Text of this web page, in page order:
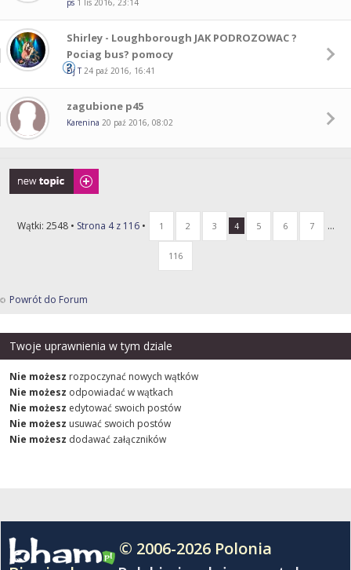
ps 1 lis 2016, 23:14
Shirley - Loughborough JAK PODROZOWAC ?
Pociag bus? pomocy
Dj T 24 paź 2016, 16:41
zagubione p45
Karenina 20 paź 2016, 08:02
Napisz wątek
Wątki: 2548 • Strona 4z 116• 1 2 3 4 5 6 7 ...
116
Powrót do Forum
Twoje uprawnienia w tym dziale
Nie możesz rozpoczynać nowych wątków
Nie możesz odpowiadać w wątkach
Nie możesz edytować swoich postów
Nie możesz usuwać swoich postów
Nie możesz dodawać załączników
© 2006-2026 Polonia